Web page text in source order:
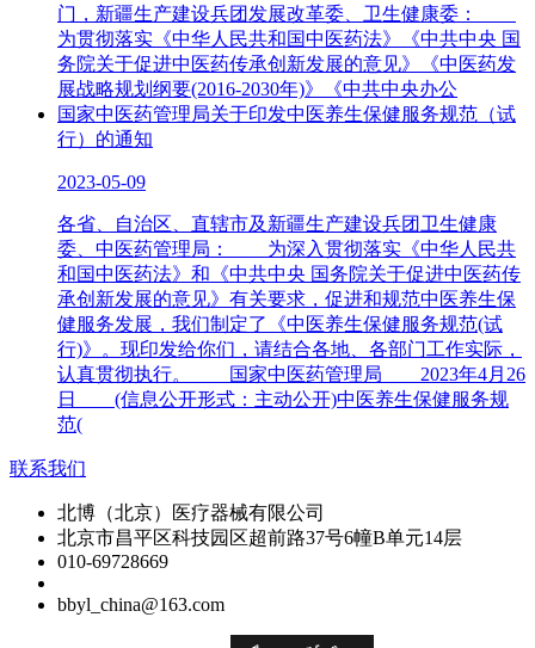
门，新疆生产建设兵团发展改革委、卫生健康委：
为贯彻落实《中华人民共和国中医药法》《中共中央 国
务院关于促进中医药传承创新发展的意见》《中医药发
展战略规划纲要(2016-2030年)》《中共中央办公
国家中医药管理局关于印发中医养生保健服务规范（试
行）的通知
2023-05-09
各省、自治区、直辖市及新疆生产建设兵团卫生健康
委、中医药管理局： 为深入贯彻落实《中华人民共
和国中医药法》和《中共中央 国务院关于促进中医药传
承创新发展的意见》有关要求，促进和规范中医养生保
健服务发展，我们制定了《中医养生保健服务规范(试
行)》。现印发给你们，请结合各地、各部门工作实际，
认真贯彻执行。 国家中医药管理局 2023年4月26
日 (信息公开形式：主动公开)中医养生保健服务规
范(
联系我们
北博（北京）医疗器械有限公司
北京市昌平区科技园区超前路37号6幢B单元14层
010-69728669
bbyl_china@163.com